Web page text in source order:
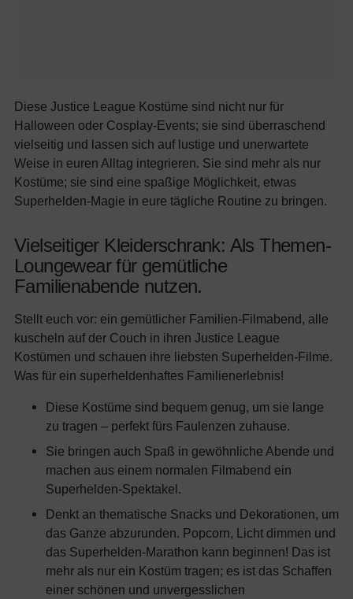
Diese Justice League Kostüme sind nicht nur für
Halloween oder Cosplay-Events; sie sind überraschend
vielseitig und lassen sich auf lustige und unerwartete
Weise in euren Alltag integrieren. Sie sind mehr als nur
Kostüme; sie sind eine spaßige Möglichkeit, etwas
Superhelden-Magie in eure tägliche Routine zu bringen.
Vielseitiger Kleiderschrank: Als Themen-
Loungewear für gemütliche
Familienabende nutzen.
Stellt euch vor: ein gemütlicher Familien-Filmabend, alle
kuscheln auf der Couch in ihren Justice League
Kostümen und schauen ihre liebsten Superhelden-Filme.
Was für ein superheldenhaftes Familienerlebnis!
Diese Kostüme sind bequem genug, um sie lange
zu tragen – perfekt fürs Faulenzen zuhause.
Sie bringen auch Spaß in gewöhnliche Abende und
machen aus einem normalen Filmabend ein
Superhelden-Spektakel.
Denkt an thematische Snacks und Dekorationen, um
das Ganze abzurunden. Popcorn, Licht dimmen und
das Superhelden-Marathon kann beginnen! Das ist
mehr als nur ein Kostüm tragen; es ist das Schaffen
einer schönen und unvergesslichen